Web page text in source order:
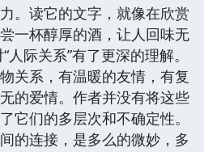
。读它的文字，就像在欣赏
一杯醇厚的酒，让人回味无
际关系”有了更深的理解。
关系，有温暖的友情，有复
的爱情。作者并没有将这些
它们的多层次和不确定性。
的连接，是多么的微妙，多